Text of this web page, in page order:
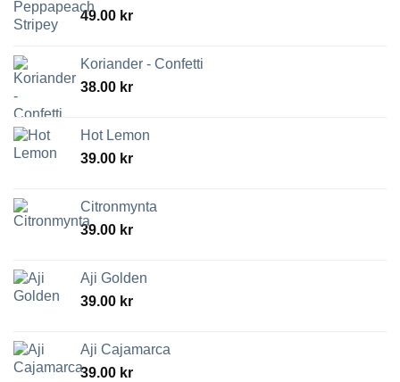
49.00 kr
Koriander - Confetti
38.00 kr
Hot Lemon
39.00 kr
Citronmynta
39.00 kr
Aji Golden
39.00 kr
Aji Cajamarca
39.00 kr